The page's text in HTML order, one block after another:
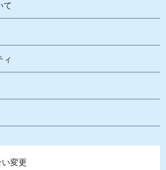
て
ィ
変更